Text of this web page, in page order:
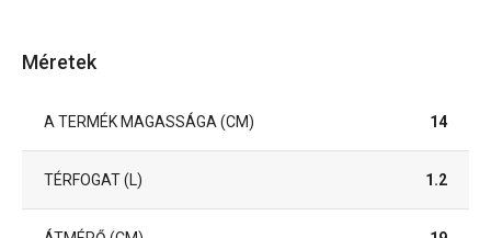
Méretek
A TERMÉK MAGASSÁGA (CM) 14
TÉRFOGAT (L) 1.2